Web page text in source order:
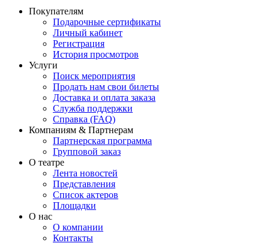
Покупателям
Подарочные сертификаты
Личный кабинет
Регистрация
История просмотров
Услуги
Поиск мероприятия
Продать нам свои билеты
Доставка и оплата заказа
Служба поддержки
Справка (FAQ)
Компаниям & Партнерам
Партнерская программа
Групповой заказ
О театре
Лента новостей
Представления
Список актеров
Площадки
О нас
О компании
Контакты